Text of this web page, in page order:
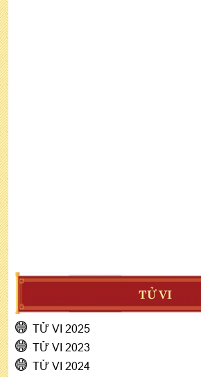
TỬ VI
TỬ VI 2025
TỬ VI 2023
TỬ VI 2024